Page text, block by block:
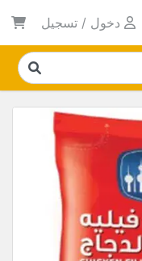
دخول / تسجيل